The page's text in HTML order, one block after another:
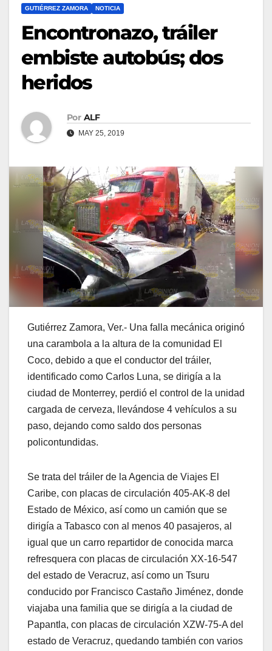
GUTIÉRREZ ZAMORA NOTICIA
Encontronazo, tráiler
embiste autobús; dos
heridos
Por ALF
MAY 25, 2019
Gutiérrez Zamora, Ver.- Una falla mecánica originó
una carambola a la altura de la comunidad El
Coco, debido a que el conductor del tráiler,
identificado como Carlos Luna, se dirigía a la
ciudad de Monterrey, perdió el control de la unidad
cargada de cerveza, llevándose 4 vehículos a su
paso, dejando como saldo dos personas
policontundidas.
Se trata del tráiler de la Agencia de Viajes El
Caribe, con placas de circulación 405-AK-8 del
Estado de México, así como un camión que se
dirigía a Tabasco con al menos 40 pasajeros, al
igual que un carro repartidor de conocida marca
refresquera con placas de circulación XX-16-547
del estado de Veracruz, así como un Tsuru
conducido por Francisco Castaño Jiménez, donde
viajaba una familia que se dirigía a la ciudad de
Papantla, con placas de circulación XZW-75-A del
estado de Veracruz, quedando también con varios